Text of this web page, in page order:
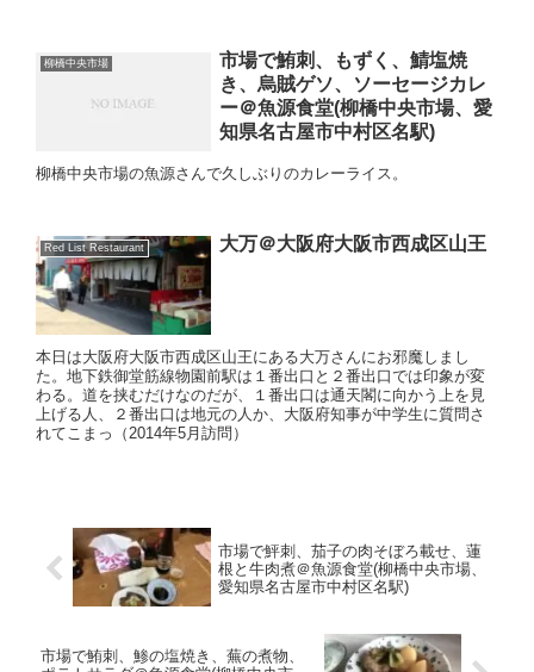
柳橋中央市場
市場で鮪刺、もずく、鯖塩焼
き、烏賊ゲソ、ソーセージカレ
ー＠魚源食堂(柳橋中央市場、愛
知県名古屋市中村区名駅)
柳橋中央市場の魚源さんで久しぶりのカレーライス。
Red List Restaurant 大万＠大阪府大阪市西成区山王
本日は大阪府大阪市西成区山王にある大万さんにお邪魔しまし
た。地下鉄御堂筋線物園前駅は１番出口と２番出口では印象が変
わる。道を挟むだけなのだが、１番出口は通天閣に向かう上を見
上げる人、２番出口は地元の人か、大阪府知事が中学生に質問さ
れてこまっ（2014年5月訪問）
市場で鮃刺、茄子の肉そぼろ載せ、蓮
根と牛肉煮＠魚源食堂(柳橋中央市場、
愛知県名古屋市中村区名駅)
市場で鮪刺、鯵の塩焼き、蕪の煮物、